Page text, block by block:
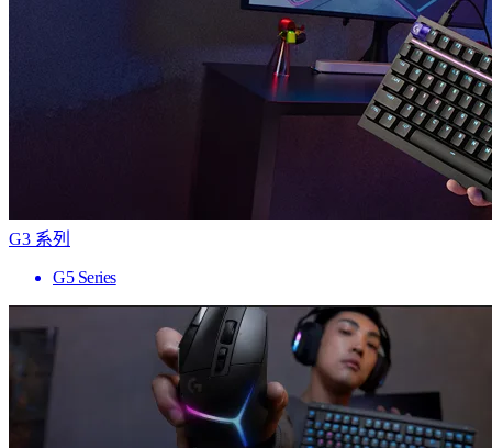
G3 系列
G5 Series